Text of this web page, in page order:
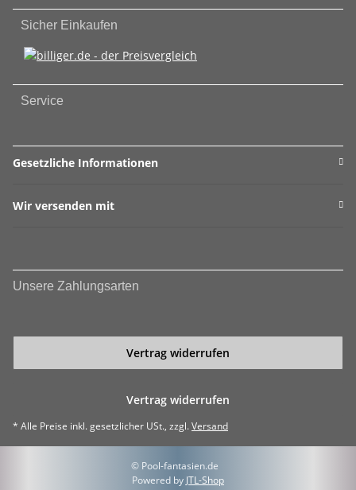
Sicher Einkaufen
Service
Gesetzliche Informationen
Wir versenden mit
Unsere Zahlungsarten
Vertrag widerrufen
Vertrag widerrufen
* Alle Preise inkl. gesetzlicher USt., zzgl.Versand
© Pool-fantasien.de
Powered by JTL-Shop